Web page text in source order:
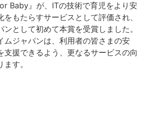
Baby』が、ITの技術で育児をより安
もたらすサービスとして評価され、
として初めて本賞を受賞しました。
ジャパンは、利用者の皆さまの安
支援できるよう、更なるサービスの向
す。